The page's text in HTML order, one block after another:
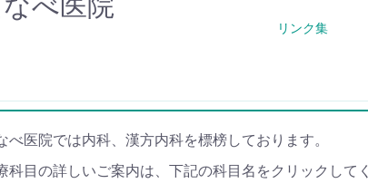
リンク集
べ医院では内科、漢方内科を標榜しております。
科目の詳しいご案内は、下記の科目名をクリックして